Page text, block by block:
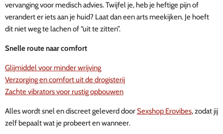
vervanging voor medisch advies. Twijfel je, heb je heftige pijn of
verandert er iets aan je huid? Laat dan een arts meekijken. Je hoeft
dit niet weg te lachen of “uit te zitten”.
Snelle route naar comfort
Glijmiddel voor minder wrijving
Verzorging en comfort uit de drogisterij
Zachte vibrators voor rustig opbouwen
Alles wordt snel en discreet geleverd doorSexshop Erovibes, zodat jij
zelf bepaalt wat je probeert en wanneer.